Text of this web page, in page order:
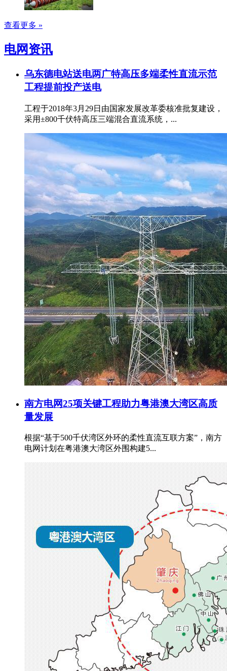
查看更多 »
电网资讯
乌东德电站送电两广特高压多端柔性直流示范
工程提前投产送电
工程于2018年3月29日由国家发展改革委核准批复建设，
采用±800千伏特高压三端混合直流系统，...
南方电网25项关键工程助力粤港澳大湾区高质
量发展
根据“基于500千伏湾区外环的柔性直流互联方案”，南方
电网计划在粤港澳大湾区外围构建5...